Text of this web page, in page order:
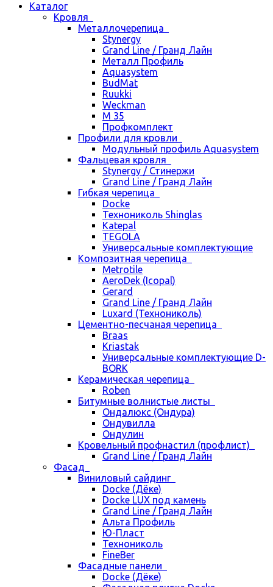
Каталог
Кровля
Металлочерепица
Stynergy
Grand Line / Гранд Лайн
Металл Профиль
Aquasystem
BudMat
Ruukki
Weckman
М 35
Профкомплект
Профили для кровли
Модульный профиль Aquasystem
Фальцевая кровля
Stynergy / Стинержи
Grand Line / Гранд Лайн
Гибкая черепица
Docke
Технониколь Shinglas
Katepal
TEGOLA
Универсальные комплектующие
Композитная черепица
Metrotile
AeroDek (Icopal)
Gerard
Grand Line / Гранд Лайн
Luxard (Технониколь)
Цементно-песчаная черепица
Braas
Kriastak
Универсальные комплектующие D-
BORK
Керамическая черепица
Roben
Битумные волнистые листы
Ондалюкс (Ондура)
Ондувилла
Ондулин
Кровельный профнастил (профлист)
Grand Line / Гранд Лайн
Фасад
Виниловый сайдинг
Docke (Дёке)
Docke LUX под камень
Grand Line / Гранд Лайн
Альта Профиль
Ю-Пласт
Технониколь
FineBer
Фасадные панели
Docke (Дёке)